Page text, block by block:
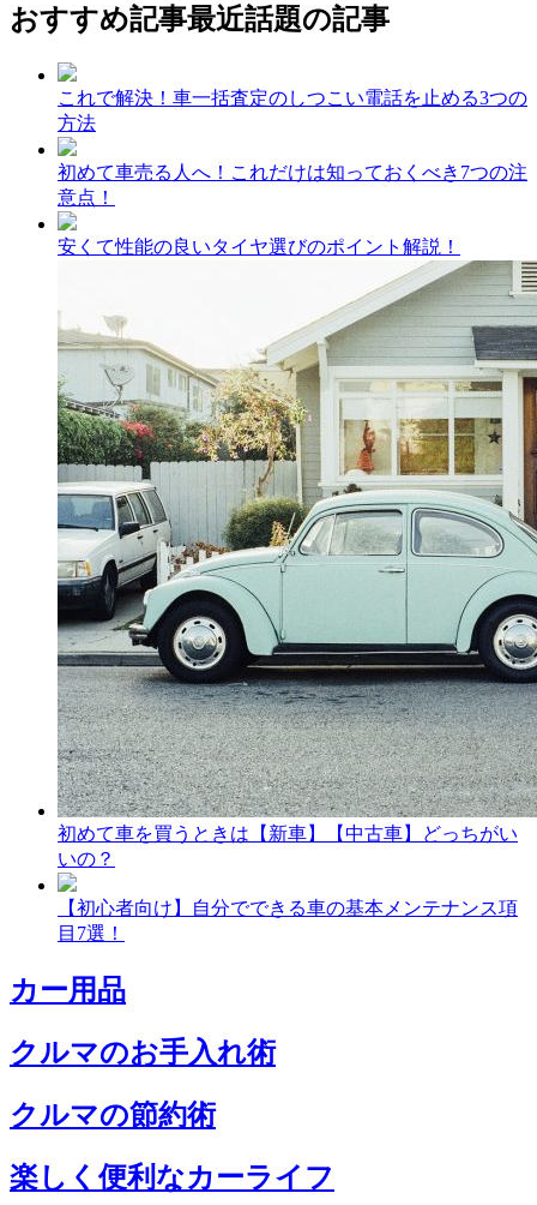
おすすめ記事最近話題の記事
これで解決！車一括査定のしつこい電話を止める3つの
方法
初めて車売る人へ！これだけは知っておくべき7つの注
意点！
安くて性能の良いタイヤ選びのポイント解説！
初めて車を買うときは【新車】【中古車】どっちがい
いの？
【初心者向け】自分でできる車の基本メンテナンス項
目7選！
カー用品
クルマのお手入れ術
クルマの節約術
楽しく便利なカーライフ